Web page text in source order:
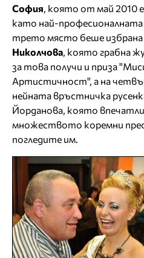
София , която от май 2010
като най-
трето място беше
Николчова , която грабна
за това получи и приза
Артистичност", а на
нейната връстничка
Йорданова, която
множеството коремни
погледите им.